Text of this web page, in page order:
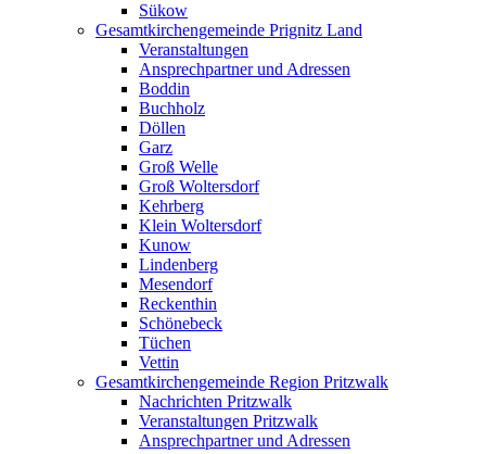
Sükow
Gesamtkirchengemeinde Prignitz Land
Veranstaltungen
Ansprechpartner und Adressen
Boddin
Buchholz
Döllen
Garz
Groß Welle
Groß Woltersdorf
Kehrberg
Klein Woltersdorf
Kunow
Lindenberg
Mesendorf
Reckenthin
Schönebeck
Tüchen
Vettin
Gesamtkirchengemeinde Region Pritzwalk
Nachrichten Pritzwalk
Veranstaltungen Pritzwalk
Ansprechpartner und Adressen